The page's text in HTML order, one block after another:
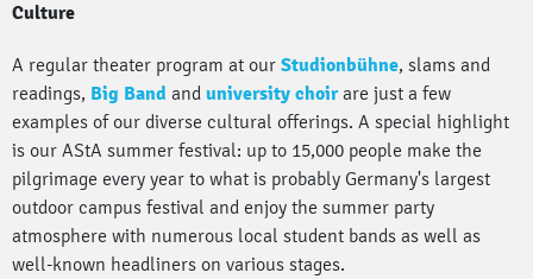
Culture
A regular theater program at our Studionbühne, slams and
readings, Big Band and university choirare just a few
examples of our diverse cultural offerings. A special highlight
is our AStA summer festival: up to 15,000 people make the
pilgrimage every year to what is probably Germany's largest
outdoor campus festival and enjoy the summer party
atmosphere with numerous local student bands as well as
well-known headliners on various stages.